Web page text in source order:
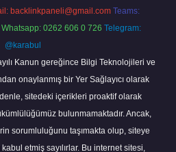
backlinkpaneli@gmail.com Teams:
Whatsapp: 0262 606 0 726 Telegram:
@karabul
Kanun gereğince Bilgi Teknolojileri ve
onaylanmış bir Yer Sağlayıcı olarak
sitedeki içerikleri proaktif olarak
bulunmamaktadır. Ancak,
sorumluluğunu taşımakta olup, siteye
etmiş sayılırlar. Bu internet sitesi,